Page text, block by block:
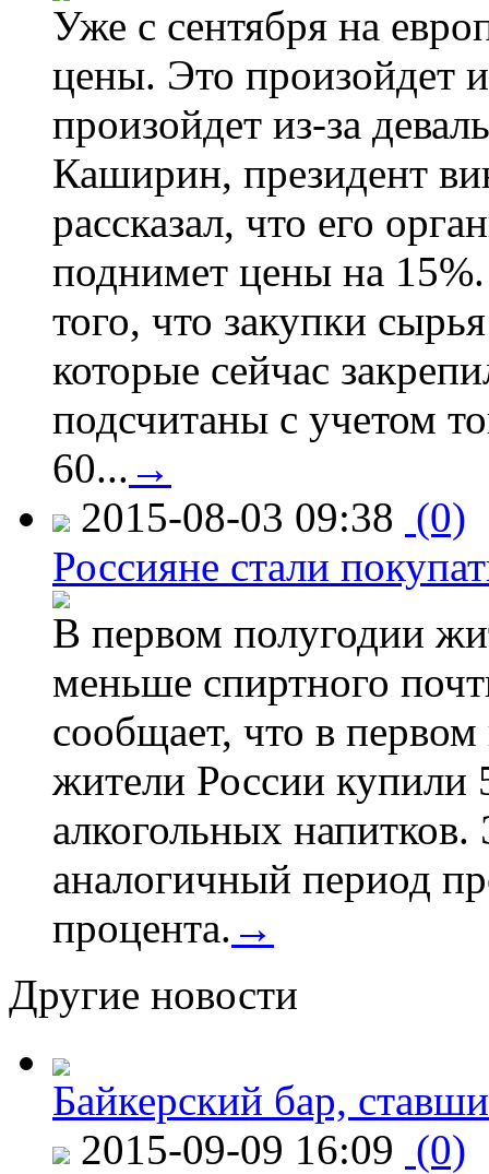
Уже с сентября на
цены. Это произойдет
произойдет из-за
Каширин, президент
рассказал, что его
поднимет цены на
того, что закупки
которые сейчас
подсчитаны с учетом
60... →
2015-08-03 09:38 (0)
Россияне стали
В первом полугодии
меньше спиртного
сообщает, что в
жители России купили
алкогольных
аналогичный период
процента. →
Другие новости
Байкерский бар,
2015-09-09 16:09 (0)